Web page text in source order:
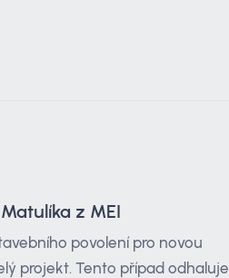
z MEI
povolení pro novou
projekt. Tento případ odhaluje